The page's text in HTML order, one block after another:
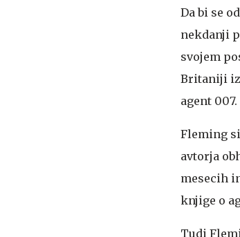
Da bi se
nekdanji
svojem
Britaniji
agent 007.
Fleming
avtorja
mesecih
knjige o
Tudi